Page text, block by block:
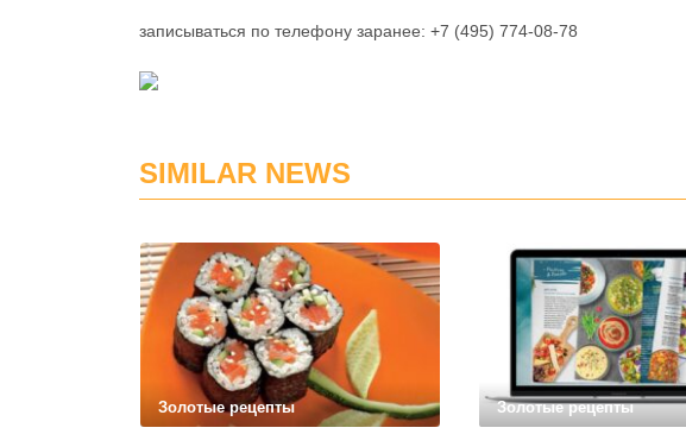
записываться по телефону заранее: +7 (495) 774-08-78
SIMILAR NEWS
Золотые рецепты Золотые рецепты